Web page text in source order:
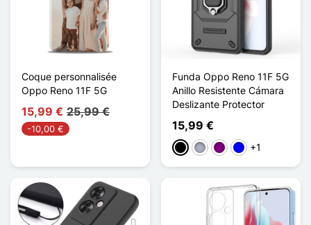
Coque personnalisée
Oppo Reno 11F 5G
15,99 € 25,99 €
-10,00 €
Funda Oppo Reno 11F 5G
Anillo Resistente Cámara
Deslizante Protector
15,99 €
NegroGris Púrpura
Azul+1